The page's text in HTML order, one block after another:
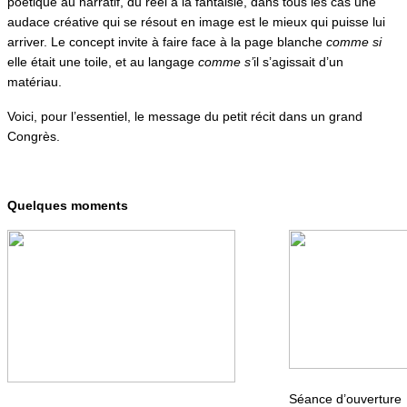
audace créative qui se résout en image est le mieux qui puisse lui
arriver. Le concept invite à faire face à la page blanche comme si
elle était une toile, et au langage comme s’il s’agissait d’un
matériau.
Voici, pour l’essentiel, le message du petit récit dans un grand
Congrès.
Quelques moments
Séance d’ouverture